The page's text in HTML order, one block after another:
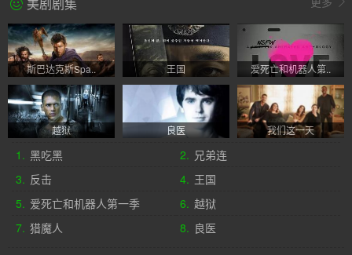
斯巴达克斯Spa.. 王国 爱死亡和机器人第..
越狱 良医 我们这一天
1. 黑吃黑 2. 兄弟连
3. 反击 4. 王国
5. 爱死亡和机器人第一季 6. 越狱
7. 猎魔人 8. 良医